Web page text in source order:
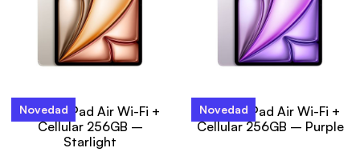
Novedad
13-inch iPad Air Wi-Fi +
Cellular 256GB –
Starlight
Novedad
13-inch iPad Air Wi-Fi +
Cellular 256GB – Purple